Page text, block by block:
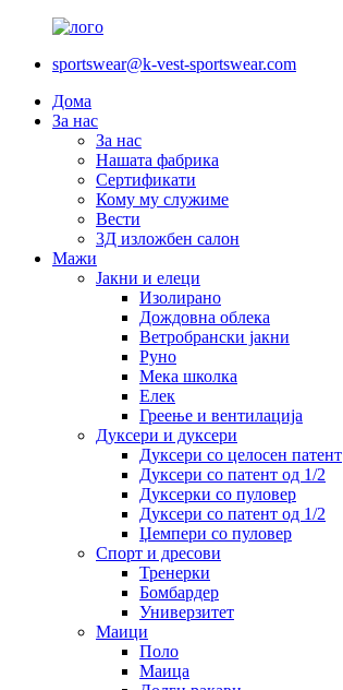
sportswear@k-vest-sportswear.com
Дома
За нас
За нас
Нашата фабрика
Сертификати
Кому му служиме
Вести
3Д изложбен салон
Мажи
Јакни и елеци
Изолирано
Дождовна облека
Ветробрански јакни
Руно
Мека школка
Елек
Греење и вентилација
Дуксери и дуксери
Дуксери со целосен патент
Дуксери со патент од 1/2
Дуксерки со пуловер
Дуксери со патент од 1/2
Џемпери со пуловер
Спорт и дресови
Тренерки
Бомбардер
Универзитет
Маици
Поло
Маица